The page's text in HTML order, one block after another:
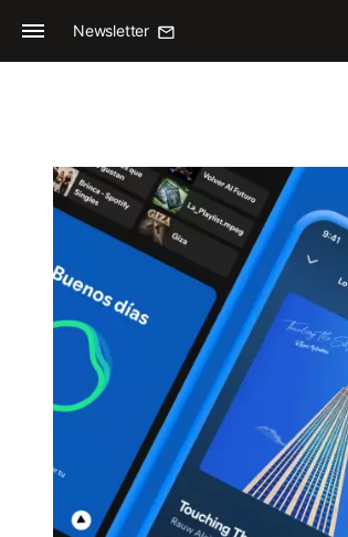
Newsletter